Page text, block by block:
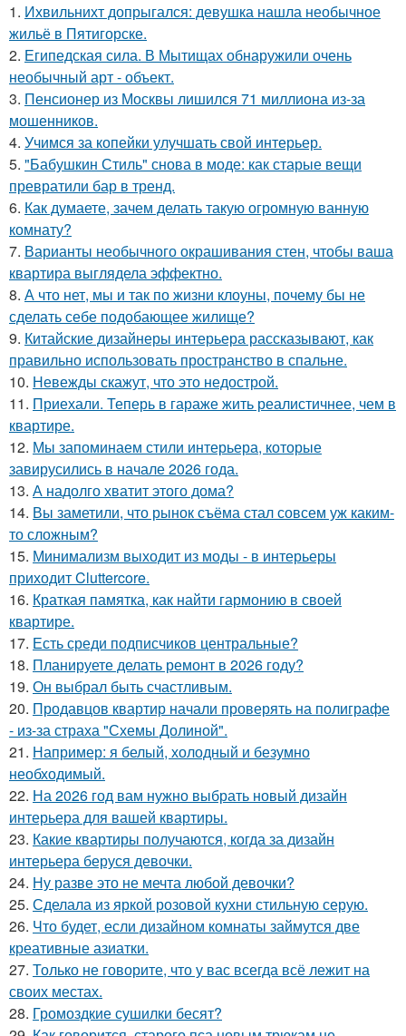
1. Ихвильнихт допрыгался: девушка нашла необычное
жильё в Пятигорске.
2. Египедская сила. В Мытищах обнаружили очень
необычный арт - объект.
3. Пенсионер из Москвы лишился 71 миллиона из-за
мошенников.
4. Учимся за копейки улучшать свой интерьер.
5. "Бабушкин Стиль" снова в моде: как старые вещи
превратили бар в тренд.
6. Как думаете, зачем делать такую огромную ванную
комнату?
7. Варианты необычного окрашивания стен, чтобы ваша
квартира выглядела эффектно.
8. А что нет, мы и так по жизни клоуны, почему бы не
сделать себе подобающее жилище?
9. Китайские дизайнеры интерьера рассказывают, как
правильно использовать пространство в спальне.
10. Невежды скажут, что это недострой.
11. Приехали. Теперь в гараже жить реалистичнее, чем в
квартире.
12. Мы запоминаем стили интерьера, которые
завирусились в начале 2026 года.
13. А надолго хватит этого дома?
14. Вы заметили, что рынок съёма стал совсем уж каким-
то сложным?
15. Минимализм выходит из моды - в интерьеры
приходит Cluttercore.
16. Краткая памятка, как найти гармонию в своей
квартире.
17. Есть среди подписчиков центральные?
18. Планируете делать ремонт в 2026 году?
19. Он выбрал быть счастливым.
20. Продавцов квартир начали проверять на полиграфе
- из-за страха "Схемы Долиной".
21. Например: я белый, холодный и безумно
необходимый.
22. На 2026 год вам нужно выбрать новый дизайн
интерьера для вашей квартиры.
23. Какие квартиры получаются, когда за дизайн
интерьера беруся девочки.
24. Ну разве это не мечта любой девочки?
25. Сделала из яркой розовой кухни стильную серую.
26. Что будет, если дизайном комнаты займутся две
креативные азиатки.
27. Только не говорите, что у вас всегда всё лежит на
своих местах.
28. Громоздкие сушилки бесят?